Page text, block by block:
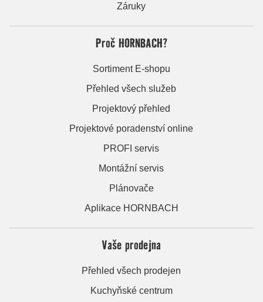
Záruky
Proč HORNBACH?
Sortiment E-shopu
Přehled všech služeb
Projektový přehled
Projektové poradenství online
PROFI servis
Montážní servis
Plánovače
Aplikace HORNBACH
Vaše prodejna
Přehled všech prodejen
Kuchyňské centrum